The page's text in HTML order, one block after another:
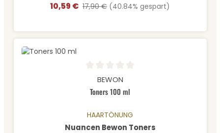
Verkaufspreis:
10,59 € Regulärer Preis:
17,90 € (40.84% gespart)
Durchschnittliche Bewertung von 0 von 5 Sternen
BEWON
Toners 100 ml
HAARTÖNUNG
Nuancen Bewon Tonersauswählen